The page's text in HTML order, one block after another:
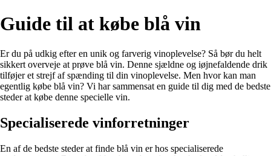
Guide til at købe blå vin
Er du på udkig efter en unik og farverig vinoplevelse? Så bør du helt
sikkert overveje at prøve blå vin. Denne sjældne og iøjnefaldende drik
tilføjer et strejf af spænding til din vinoplevelse. Men hvor kan man
egentlig købe blå vin? Vi har sammensat en guide til dig med de bedste
steder at købe denne specielle vin.
Specialiserede vinforretninger
En af de bedste steder at finde blå vin er hos specialiserede